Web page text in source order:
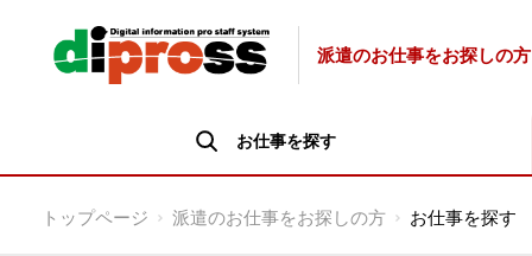
派遣のお仕事をお探しの方
お仕事を探す
トップページ 派遣のお仕事をお探しの方 お仕事を探す